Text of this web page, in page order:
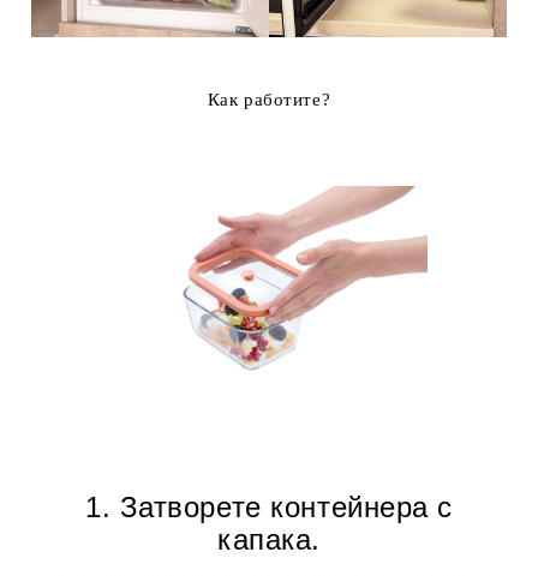
Как работите?
1. Затворете контейнера с
капакa.